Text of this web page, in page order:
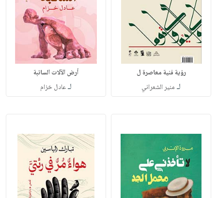
رؤية فنية معاصرة ل
لـ منير الشعراني
أرض الآلات السائبة
لـعادل خزام